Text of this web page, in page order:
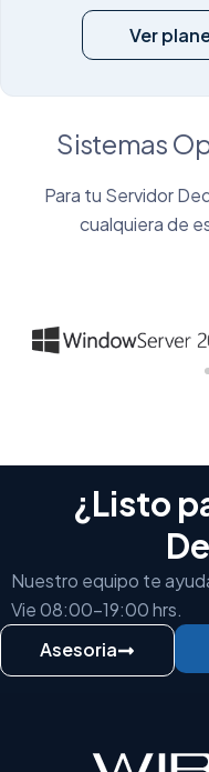
Ver
Sistemas
Para tu Servidor
cualquiera de
¿Listo
Nuestro equipo te
Vie 08:00–19:00 hrs.
Asesoria